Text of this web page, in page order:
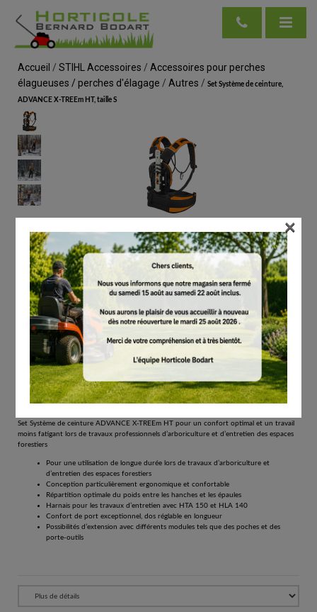
Accueil / STIHL Accessoires / Accessoires pour perches
élagueuses / perches d'élagage / Autres / Set Système de ceinture,
ADVANCE X-TREEm HT, taille S
voir en taille réelle
STIHL
Set Système de ceinture, ADVANCE X-TREEm
HT, taille S
# 00002000006
165.00
Tous les prix comprennent la TVA de 21%.
Réserver
Set Système de ceinture ADVANCE X-TREEm HT pour un confort optimal et un travail
moins fatigant lors de travaux professionnels d’arboriculture et d’entretien des espaces
forestiers
Pour une utilisation de longue durée lors de travaux d’arboriculture et
d’entretien des espaces forestiers
Conception particulièrement ergonomique et confortable
Répartition optimale du poids entre les hanches et les épaules
Harnais pour les travaux d’entretien avec HTA 150 et HLA 140
Confort de port exceptionnel, dos réglable en longueur
Possibilités d’extension avec différents modules tels que des poches et des
porte-outils
×